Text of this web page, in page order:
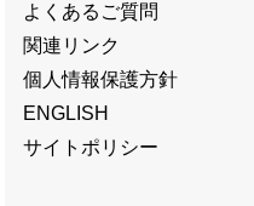
よくあるご質問
関連リンク
個人情報保護方針
ENGLISH
サイトポリシー